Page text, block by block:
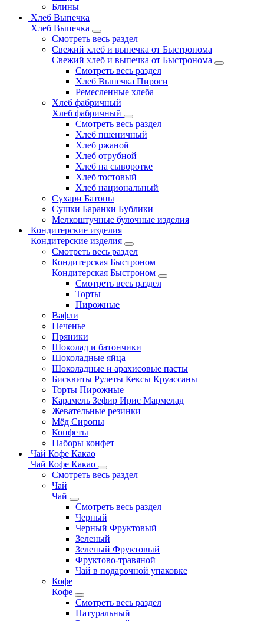
Блины
Хлеб Выпечка
Хлеб Выпечка
Смотреть весь раздел
Свежий хлеб и выпечка от Быстронома
Свежий хлеб и выпечка от Быстронома
Смотреть весь раздел
Хлеб Выпечка Пироги
Ремесленные хлеба
Хлеб фабричный
Хлеб фабричный
Смотреть весь раздел
Хлеб пшеничный
Хлеб ржаной
Хлеб отрубной
Хлеб на сыворотке
Хлеб тостовый
Хлеб национальный
Сухари Батоны
Сушки Баранки Бублики
Мелкоштучные булочные изделия
Кондитерские изделия
Кондитерские изделия
Смотреть весь раздел
Кондитерская Быстроном
Кондитерская Быстроном
Смотреть весь раздел
Торты
Пирожные
Вафли
Печенье
Пряники
Шоколад и батончики
Шоколадные яйца
Шоколадные и арахисовые пасты
Бисквиты Рулеты Кексы Круассаны
Торты Пирожные
Карамель Зефир Ирис Мармелад
Жевательные резинки
Мёд Сиропы
Конфеты
Наборы конфет
Чай Кофе Какао
Чай Кофе Какао
Смотреть весь раздел
Чай
Чай
Смотреть весь раздел
Черный
Черный Фруктовый
Зеленый
Зеленый Фруктовый
Фруктово-травяной
Чай в подарочной упаковке
Кофе
Кофе
Смотреть весь раздел
Натуральный